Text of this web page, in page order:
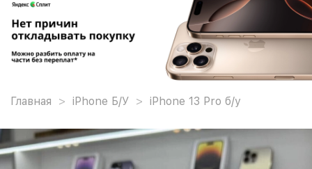
Главная iPhone Б/У iPhone 13 Pro б/у